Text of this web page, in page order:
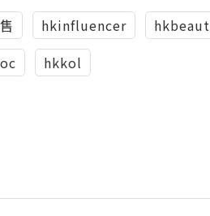
hkinfluencer
hkkol